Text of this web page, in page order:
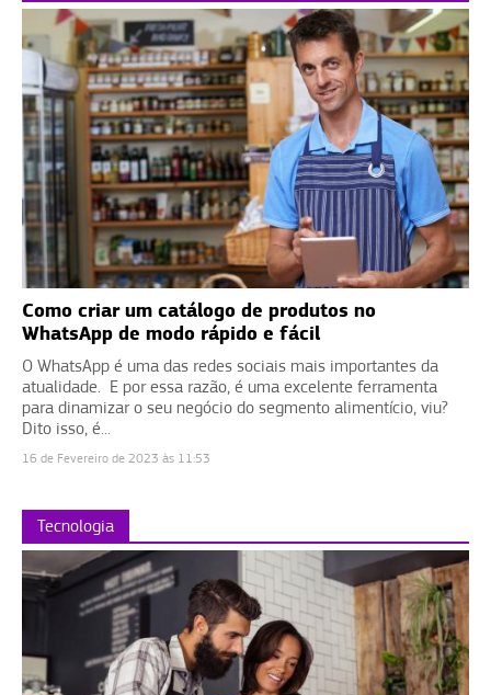
Como criar um catálogo de produtos no
WhatsApp de modo rápido e fácil
O WhatsApp é uma das redes sociais mais importantes da
atualidade. E por essa razão, é uma excelente ferramenta
para dinamizar o seu negócio do segmento alimentício, viu?
Dito isso, é...
16 de Fevereiro de 2023 às 11:53
Tecnologia